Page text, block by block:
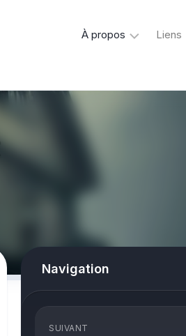
À propos
&
conspiracy
Horreur
Liens
Navigation
SUIVANT